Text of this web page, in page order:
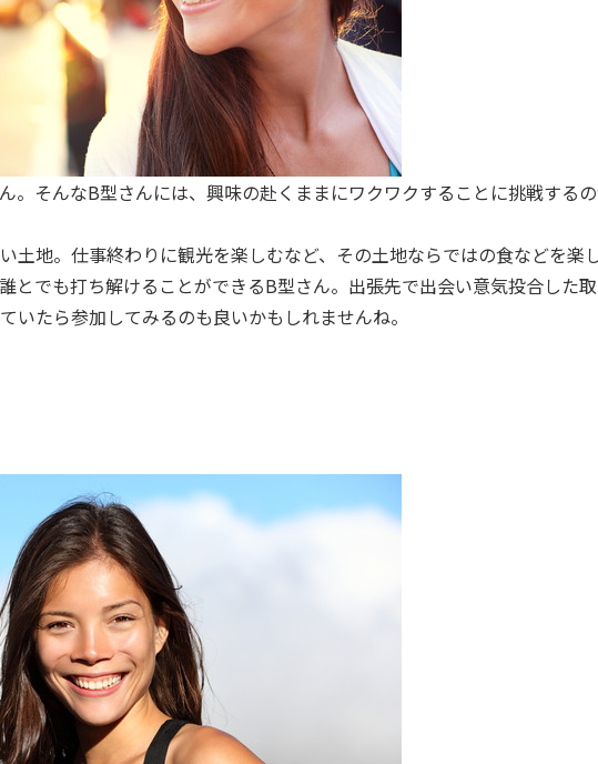
。そんなB型さんには、興味の赴くままにワクワクすることに挑戦する
土地。仕事終わりに観光を楽しむなど、その土地ならではの食などを楽
とでも打ち解けることができるB型さん。出張先で出会い意気投合した取
いたら参加してみるのも良いかもしれませんね。